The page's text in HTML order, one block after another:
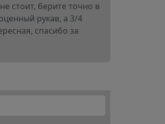
стоит, берите точно в
рукав, а 3/4
спасибо за